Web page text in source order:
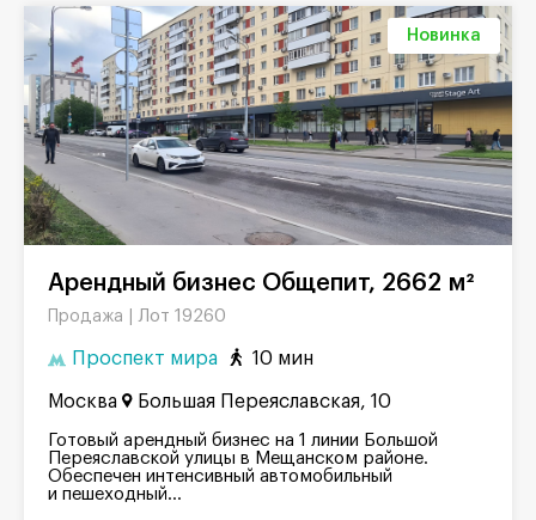
Новинка
Арендный бизнес Общепит, 2662 м²
Продажа | Лот 19260
Проспект мира 10 мин
Москва Большая Переяславская, 10
Готовый арендный бизнес на 1 линии Большой
Переяславской улицы в Мещанском районе.
Обеспечен интенсивный автомобильный
и пешеходный...